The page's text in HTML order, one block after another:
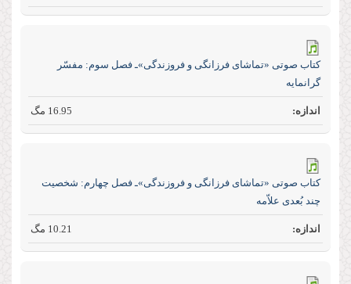
كتاب صوتی «تماشای فرزانگی و فروزندگی»ـ فصل سوم: مفسّر
گرانمایه
16.95 مگ
كتاب صوتی «تماشای فرزانگی و فروزندگی»ـ فصل چهارم: شخصیت
چند بُعدى علاّمه
10.21 مگ